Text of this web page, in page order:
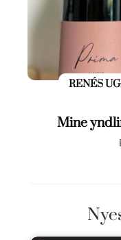
RENÉS
Mine